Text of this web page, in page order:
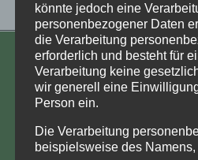
KONTAKT
Aufarbeitung und
Anja Röhl
könnte jedoch eine
personenbezogener Daten
die Verarbeitung
erforderlich und besteht für
Verarbeitung keine
wir generell eine
Person ein.
Die Verarbeitung
beispielsweise des